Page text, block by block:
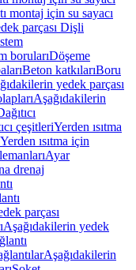
montaj için su sayacı
parçası Dişli
borularıDöşeme
Beton katkılarıBoru
yedek parçası
Aşağıdakilerin
çeşitleriYerden ısıtma
ısıtma için
Ayar
drenaj
parçası
Aşağıdakilerin yedek
Aşağıdakilerin